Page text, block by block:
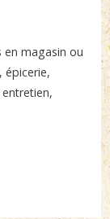
en magasin ou
épicerie,